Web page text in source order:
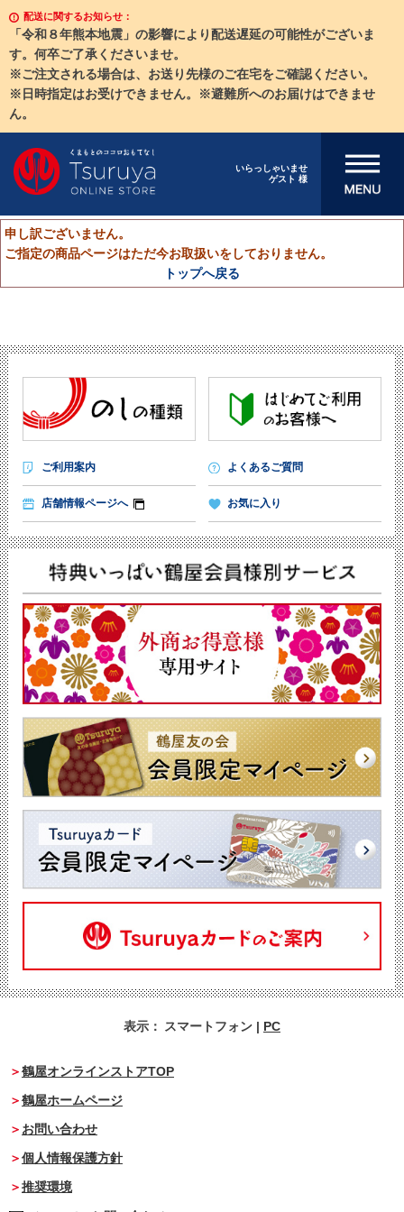
配送に関するお知らせ：
「令和８年熊本地震」の影響により配送遅延の可能性がございま
す。何卒ご了承くださいませ。
※ご注文される場合は、お送り先様のご在宅をご確認ください。
※日時指定はお受けできません。※避難所へのお届けはできませ
ん。
いらっしゃいませ
ゲスト 様
メニューを開
申し訳ございません。
ご指定の商品ページはただ今お取扱いをしておりません。
トップへ戻る
ご利用案内 よくあるご質問
店舗情報ページへ お気に入り
表示： スマートフォン | PC
鶴屋オンラインストアTOP
鶴屋ホームページ
お問い合わせ
個人情報保護方針
推奨環境